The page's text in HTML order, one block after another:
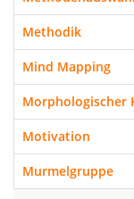
Methodik
Mind Mapping
Morphologischer
Motivation
Murmelgruppe